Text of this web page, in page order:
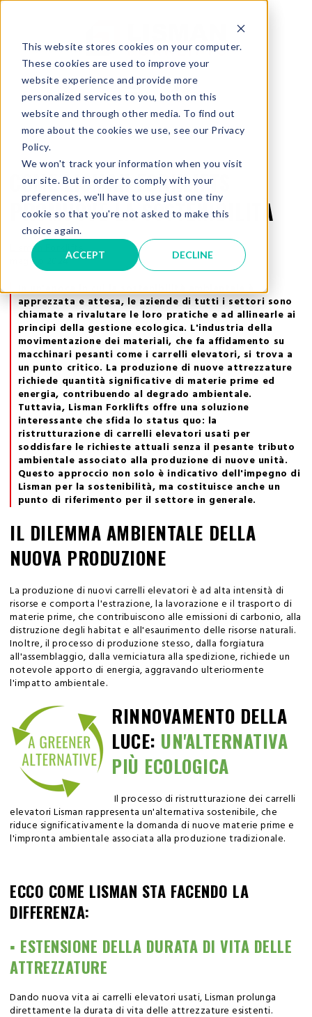
This website stores cookies on your computer.
These cookies are used to improve your
website experience and provide more
personalized services to you, both on this
website and through other media. To find out
more about the cookies we use, see our Privacy
Policy.
We won't track your information when you visit
our site. But in order to comply with your
preferences, we'll have to use just one tiny
cookie so that you're not asked to make this
choice again.
ACCEPT DECLINE
COME LISMAN FORKLIFTS
PROMUOVE LA SOSTENIBILITÀ
Lisman Forklifts
maggio 2024
In un'epoca in cui la sostenibilità ambientale è
apprezzata e attesa, le aziende di tutti i settori sono
chiamate a rivalutare le loro pratiche e ad allinearle ai
principi della gestione ecologica. L'industria della
movimentazione dei materiali, che fa affidamento su
macchinari pesanti come i carrelli elevatori, si trova a
un punto critico. La produzione di nuove attrezzature
richiede quantità significative di materie prime ed
energia, contribuendo al degrado ambientale.
Tuttavia, Lisman Forklifts offre una soluzione
interessante che sfida lo status quo: la
ristrutturazione di carrelli elevatori usati per
soddisfare le richieste attuali senza il pesante tributo
ambientale associato alla produzione di nuove unità.
Questo approccio non solo è indicativo dell'impegno di
Lisman per la sostenibilità, ma costituisce anche un
punto di riferimento per il settore in generale.
IL DILEMMA AMBIENTALE DELLA
NUOVA PRODUZIONE
La produzione di nuovi carrelli elevatori è ad alta intensità di
risorse e comporta l'estrazione, la lavorazione e il trasporto di
materie prime, che contribuiscono alle emissioni di carbonio, alla
distruzione degli habitat e all'esaurimento delle risorse naturali.
Inoltre, il processo di produzione stesso, dalla forgiatura
all'assemblaggio, dalla verniciatura alla spedizione, richiede un
notevole apporto di energia, aggravando ulteriormente
l'impatto ambientale.
RINNOVAMENTO DELLA
LUCE: UN'ALTERNATIVA
PIÙ ECOLOGICA
Il processo di ristrutturazione dei carrelli
elevatori Lisman rappresenta un'alternativa sostenibile, che
riduce significativamente la domanda di nuove materie prime e
l'impronta ambientale associata alla produzione tradizionale.
ECCO COME LISMAN STA FACENDO LA
DIFFERENZA:
▪️ ESTENSIONE DELLA DURATA DI VITA DELLE
ATTREZZATURE
Dando nuova vita ai carrelli elevatori usati, Lisman prolunga
direttamente la durata di vita delle attrezzature esistenti.